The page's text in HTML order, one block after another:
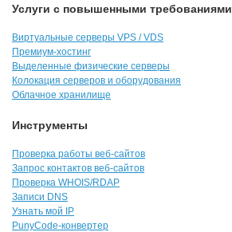
Услуги с повышенными требованиями
Виртуальные серверы VPS / VDS
Премиум-хостинг
Выделенные физические серверы
Колокация серверов и оборудования
Облачное хранилище
Инструменты
Проверка работы веб-сайтов
Запрос контактов веб-сайтов
Проверка WHOIS/RDAP
Записи DNS
Узнать мой IP
PunyCode-конвертер